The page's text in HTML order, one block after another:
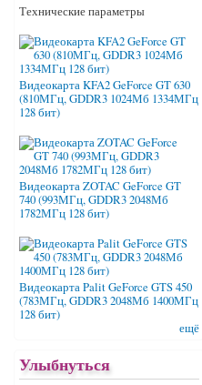
Технические параметры
Видеокарта KFA2 GeForce GT 630
(810МГц, GDDR3 1024Мб 1334МГц
128 бит)
Видеокарта ZOTAC GeForce GT
740 (993МГц, GDDR3 2048Мб
1782МГц 128 бит)
Видеокарта Palit GeForce GTS 450
(783МГц, GDDR3 2048Мб 1400МГц
128 бит)
ещё
Улыбнуться